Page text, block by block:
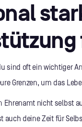
sind oft ein wichtiger
Grenzen, um das
Ehrenamt nicht selbst
auch deine Zeit für